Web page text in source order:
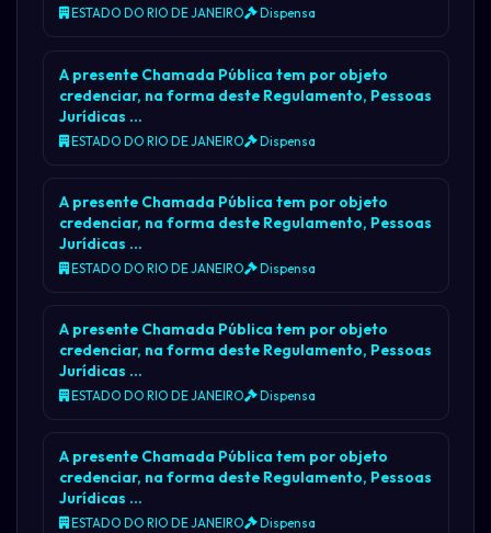
ESTADO DO RIO DE JANEIRO Dispensa
A presente Chamada Pública tem por objeto
credenciar, na forma deste Regulamento, Pessoas
Jurídicas …
ESTADO DO RIO DE JANEIRO Dispensa
A presente Chamada Pública tem por objeto
credenciar, na forma deste Regulamento, Pessoas
Jurídicas …
ESTADO DO RIO DE JANEIRO Dispensa
A presente Chamada Pública tem por objeto
credenciar, na forma deste Regulamento, Pessoas
Jurídicas …
ESTADO DO RIO DE JANEIRO Dispensa
A presente Chamada Pública tem por objeto
credenciar, na forma deste Regulamento, Pessoas
Jurídicas …
ESTADO DO RIO DE JANEIRO Dispensa